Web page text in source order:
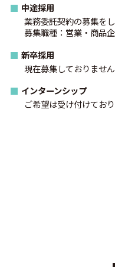
中途採用
業務委託契約の募集をし
募集職種：営業・商品
新卒採用
現在募集しておりません
インターンシップ
ご希望は受け付けてお